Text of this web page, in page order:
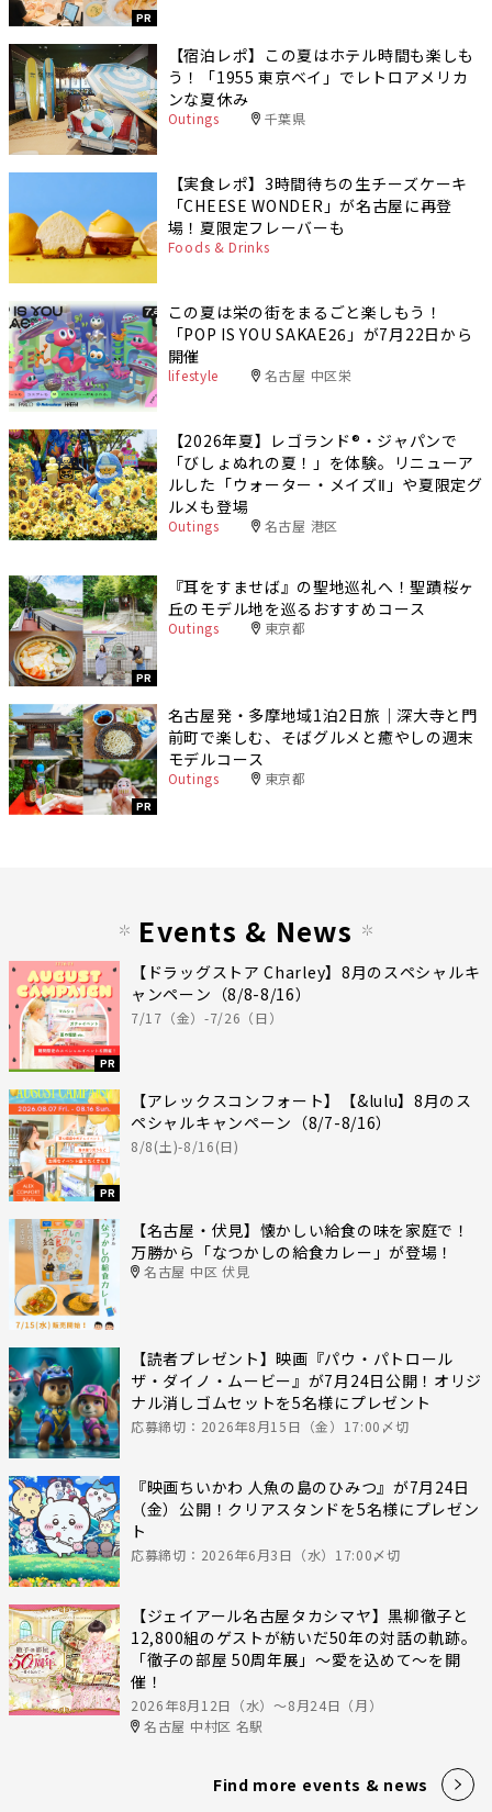
PR
【宿泊レポ】この夏はホテル時間も楽しも
う！「1955 東京ベイ」でレトロアメリカ
ンな夏休み
Outings 千葉県
【実食レポ】3時間待ちの生チーズケーキ
「CHEESE WONDER」が名古屋に再登
場！夏限定フレーバーも
Foods & Drinks
この夏は栄の街をまるごと楽しもう！
「POP IS YOU SAKAE26」が7月22日から
開催
lifestyle 名古屋 中区栄
【2026年夏】レゴランド®・ジャパンで
「びしょぬれの夏！」を体験。リニューア
ルした「ウォーター・メイズⅡ」や夏限定グ
ルメも登場
Outings 名古屋 港区
PR
『耳をすませば』の聖地巡礼へ！聖蹟桜ヶ
丘のモデル地を巡るおすすめコース
Outings 東京都
PR
名古屋発・多摩地域1泊2日旅｜深大寺と門
前町で楽しむ、そばグルメと癒やしの週末
モデルコース
Outings 東京都
Events & News
PR
【ドラッグストア Charley】8月のスペシャルキ
ャンペーン（8/8-8/16）
7/17（金）-7/26（日）
PR
【アレックスコンフォート】【&lulu】8月のス
ペシャルキャンペーン（8/7-8/16）
8/8(土)-8/16(日)
【名古屋・伏見】懐かしい給食の味を家庭で！
万勝から「なつかしの給食カレー」が登場！
名古屋 中区 伏見
【読者プレゼント】映画『パウ・パトロール
ザ・ダイノ・ムービー』が7月24日公開！オリジ
ナル消しゴムセットを5名様にプレゼント
応募締切：2026年8月15日（金）17:00〆切
『映画ちいかわ 人魚の島のひみつ』が7月24日
（金）公開！クリアスタンドを5名様にプレゼン
ト
応募締切：2026年6月3日（水）17:00〆切
【ジェイアール名古屋タカシマヤ】黒柳徹子と
12,800組のゲストが紡いだ50年の対話の軌跡。
「徹子の部屋 50周年展」～愛を込めて～を開
催！
2026年8月12日（水）〜8月24日（月）
名古屋 中村区 名駅
Find more events & news